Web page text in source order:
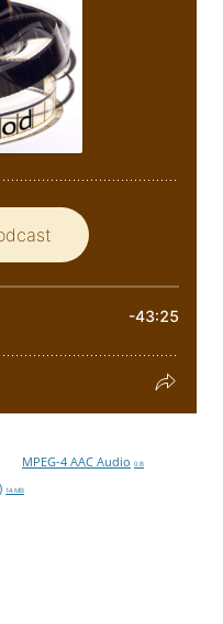
MPEG-4 AAC Audio 0 B
14 MB